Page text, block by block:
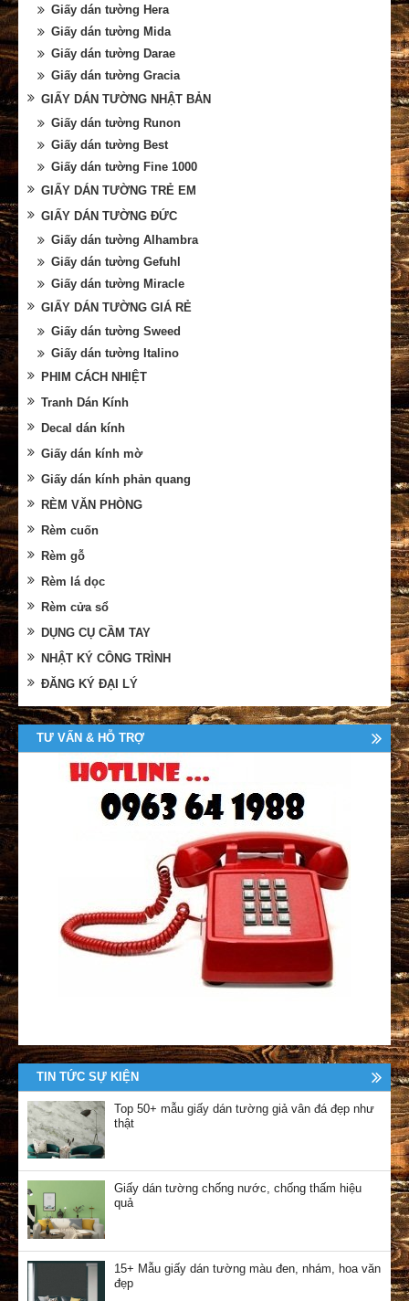
Giấy dán tường Hera
Giấy dán tường Mida
Giấy dán tường Darae
Giấy dán tường Gracia
GIẤY DÁN TƯỜNG NHẬT BẢN
Giấy dán tường Runon
Giấy dán tường Best
Giấy dán tường Fine 1000
GIẤY DÁN TƯỜNG TRẺ EM
GIẤY DÁN TƯỜNG ĐỨC
Giấy dán tường Alhambra
Giấy dán tường Gefuhl
Giấy dán tường Miracle
GIẤY DÁN TƯỜNG GIÁ RẺ
Giấy dán tường Sweed
Giấy dán tường Italino
PHIM CÁCH NHIỆT
Tranh Dán Kính
Decal dán kính
Giấy dán kính mờ
Giấy dán kính phản quang
RÈM VĂN PHÒNG
Rèm cuốn
Rèm gỗ
Rèm lá dọc
Rèm cửa sổ
DỤNG CỤ CẦM TAY
NHẬT KÝ CÔNG TRÌNH
ĐĂNG KÝ ĐẠI LÝ
TƯ VẤN & HỖ TRỢ
TIN TỨC SỰ KIỆN
Top 50+ mẫu giấy dán tường giả vân đá đẹp như
thật
Giấy dán tường chống nước, chống thấm hiệu
quả
15+ Mẫu giấy dán tường màu đen, nhám, hoa văn
đẹp